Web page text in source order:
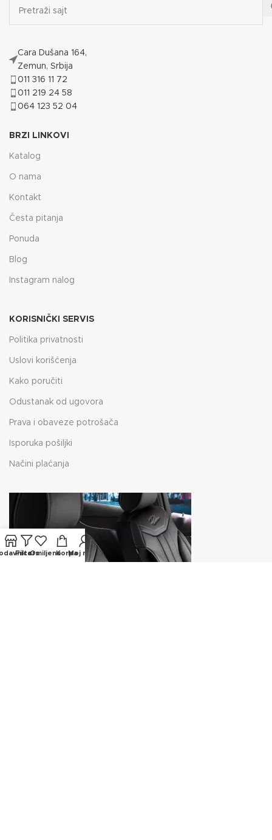
Cara Dušana 164,
Zemun, Srbija
011 316 11 72
011 219 24 58
064 123 52 04
BRZI LINKOVI
Katalog
O nama
Kontakt
Česta pitanja
Ponuda
Blog
Instagram nalog
KORISNIČKI SERVIS
Politika privatnosti
Uslovi korišćenja
Kako poručiti
Odustanak od ugovora
Prava i obaveze potrošača
Isporuka pošiljki
Načini plaćanja
FiltersOmiljenoKorpaMoj nalog